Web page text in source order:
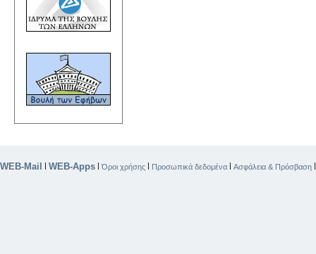
WEB-Mail WEB-Apps |Όροι χρήσης Προσωπικά δεδομένα Ασφάλεια & Πρόσβαση